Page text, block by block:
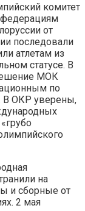
комитет
от
последовали
атлетам из
статусе. В
МОК
по
В ОКР уверены,
на
и сборные от
2 мая